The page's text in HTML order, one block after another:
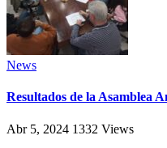
News
Resultados de la Asamblea
Abr 5, 2024 1332 Views